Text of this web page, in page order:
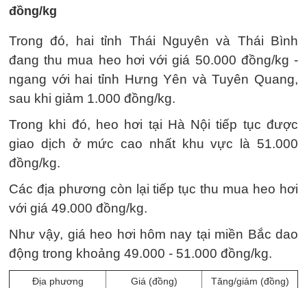
đồng/kg
Trong đó, hai tỉnh Thái Nguyên và Thái Bình
đang thu mua heo hơi với giá 50.000 đồng/kg -
ngang với hai tỉnh Hưng Yên và Tuyên Quang,
sau khi giảm 1.000 đồng/kg.
Trong khi đó, heo hơi tại Hà Nội tiếp tục được
giao dịch ở mức cao nhất khu vực là 51.000
đồng/kg.
Các địa phương còn lại tiếp tục thu mua heo hơi
với giá 49.000 đồng/kg.
Như vậy, giá heo hơi hôm nay tại miền Bắc dao
động trong khoảng 49.000 - 51.000 đồng/kg.
Địa phương Giá (đồng)
Tăng/giảm (đồng)